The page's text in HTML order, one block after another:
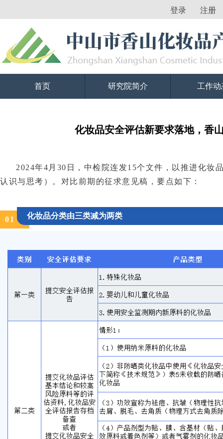
登录 注册
首页 研究院简介 工作动
化妆品安全评估新要求落地，香
2024年4月30日，中检院连发15个文件，以推进化妆
认识与思考）。对比前期的征求意见稿，要点如下：
01 化妆品分类由三类减为两类